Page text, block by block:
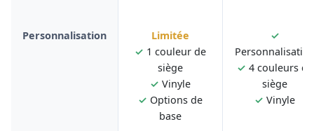
Personnalisation
Limitée
✓ 1 couleur de
siège
✓ Vinyle
✓ Options de
base
✓
✓ 4 couleurs de
siège
✓ Vinyle